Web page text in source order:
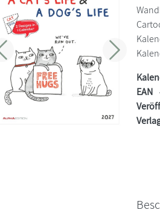
Zurück Weiter
EAN